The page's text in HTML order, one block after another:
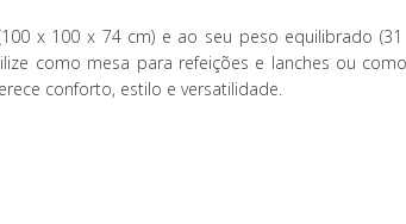
x 100 x 74 cm) e ao seu peso equilibrado (31
como mesa para refeições e lanches ou
conforto, estilo e versatilidade.